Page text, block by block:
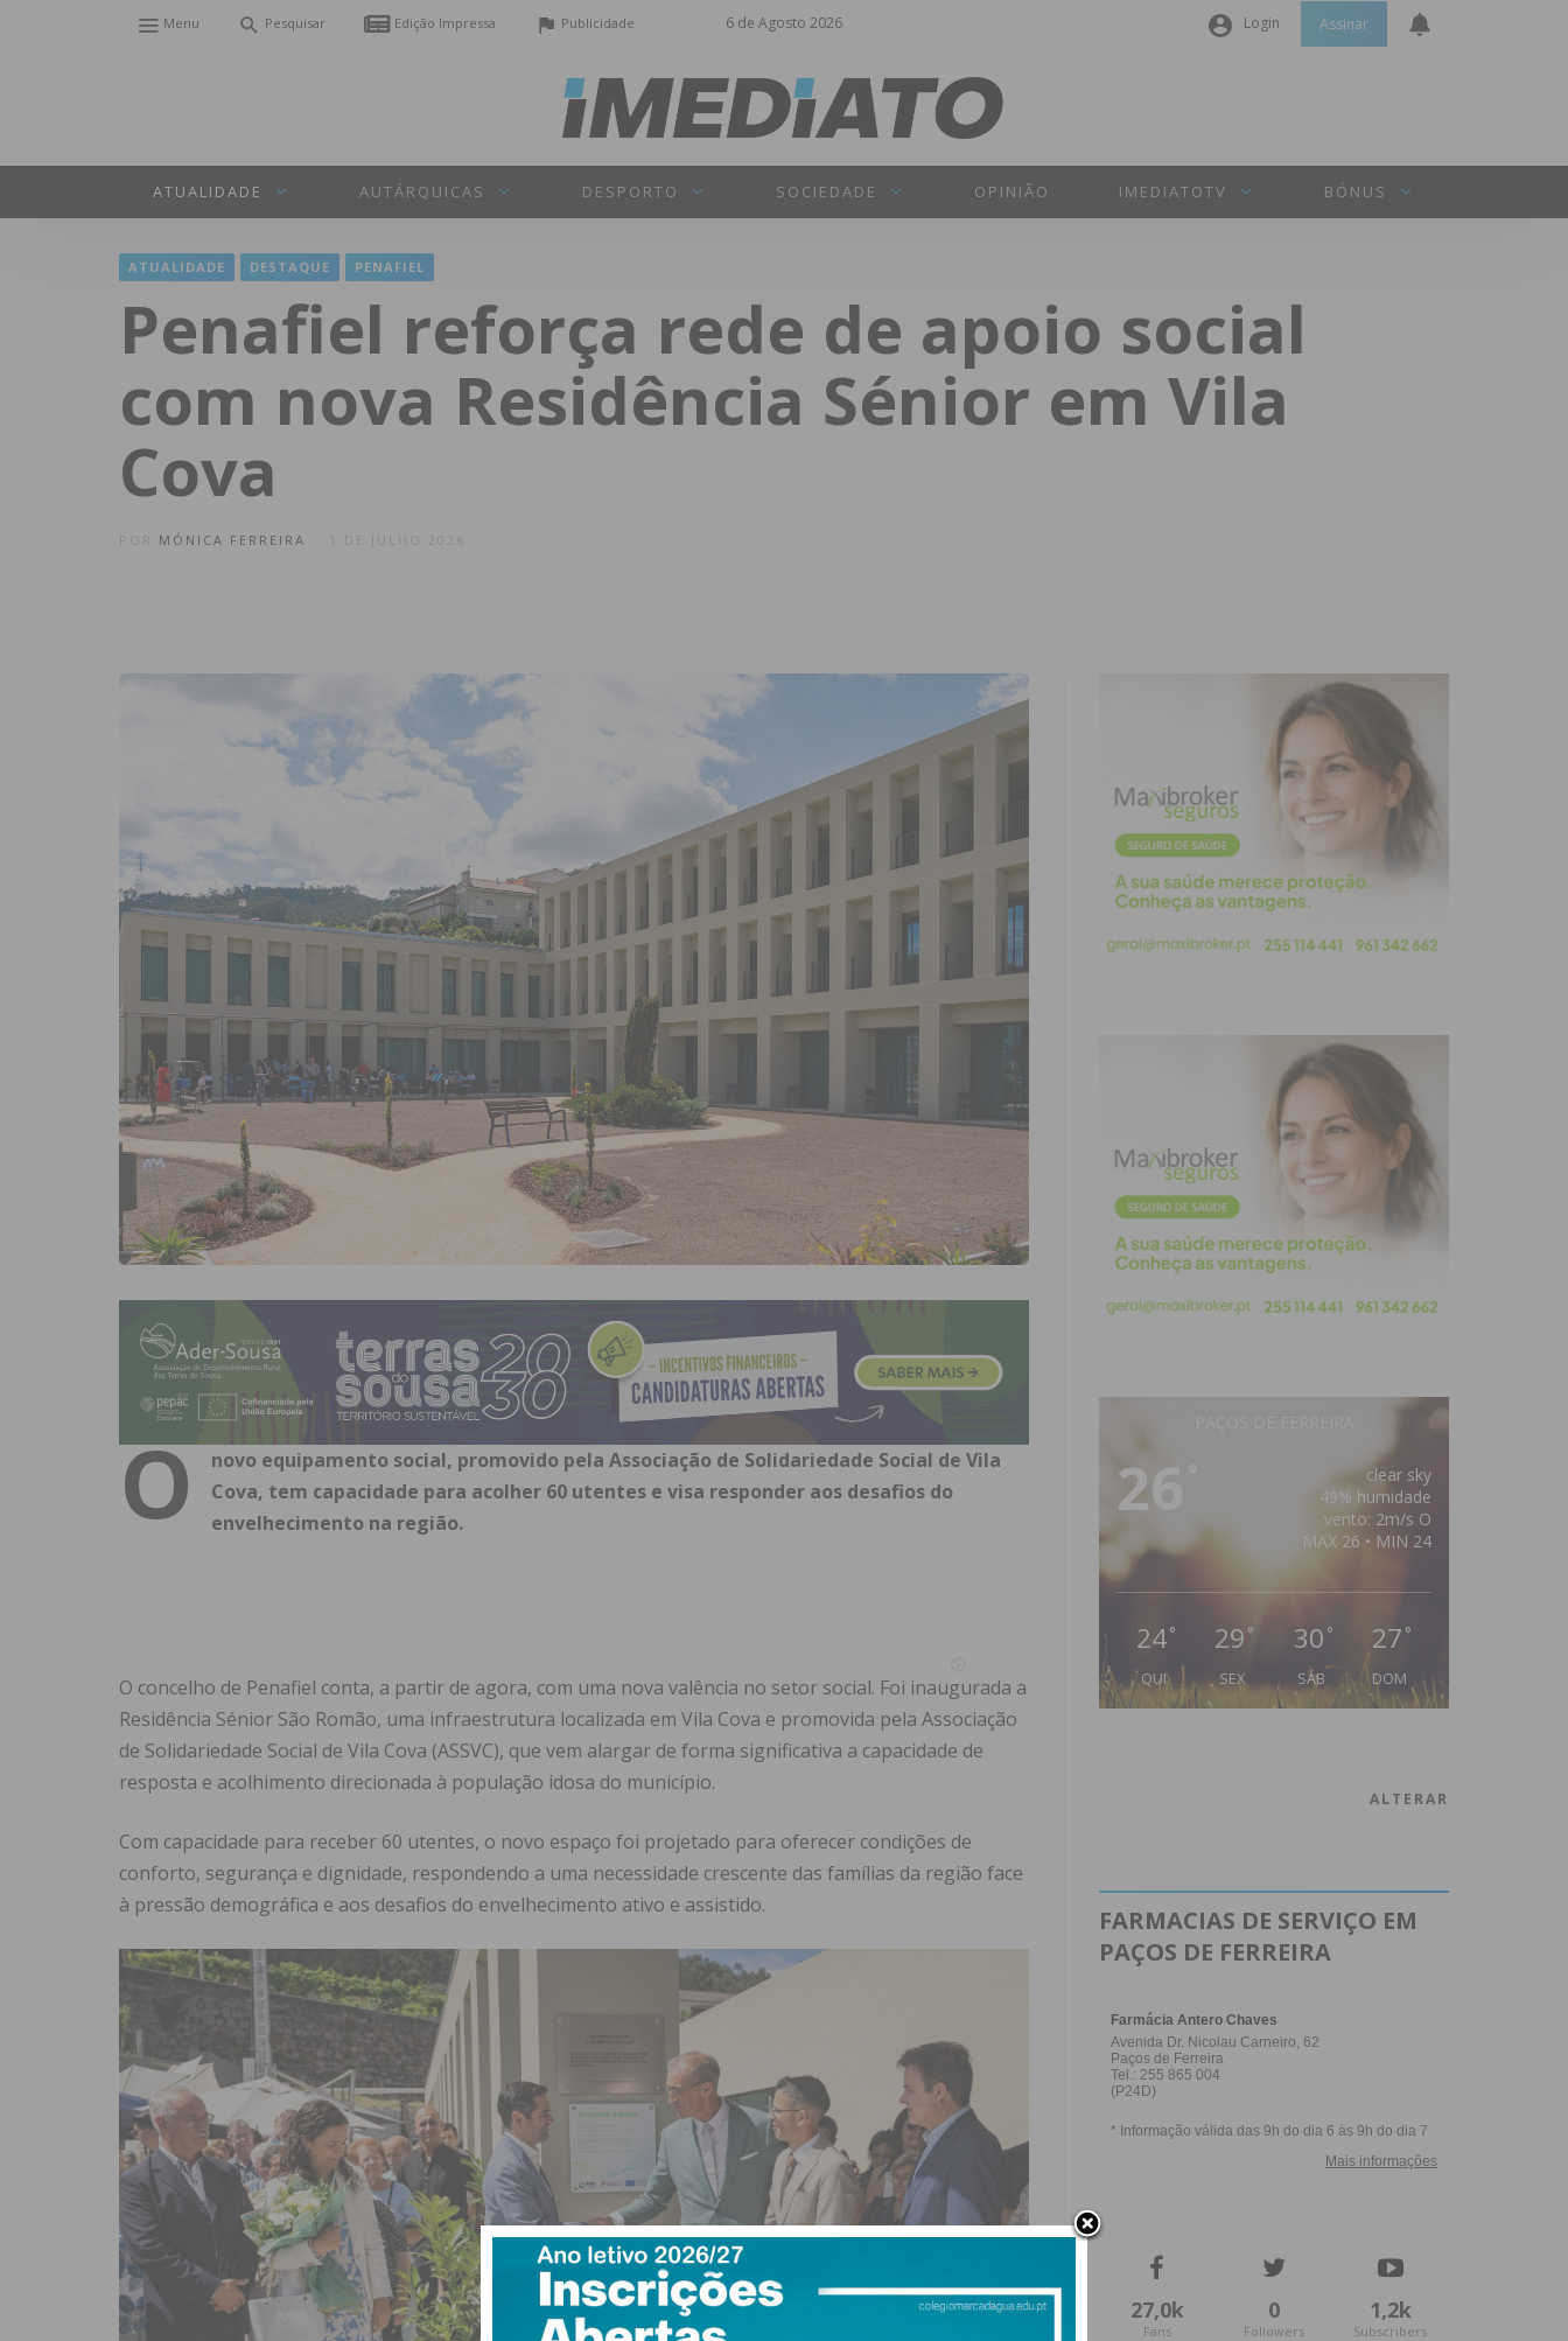
6 de Agosto 2026
Menu Pesquisar Edição Impressa Publicidade Login
Senha
INICIAR SESSÃO
Perdeu a sua senha?
Assinar
ATUALIDADE AUTÁRQUICAS DESPORTO SOCIEDADE OPINIÃO IMEDIATOTV BÓNUS
ATUALIDADE DESTAQUE PENAFIEL
Penafiel reforça rede de apoio social
com nova Residência Sénior em Vila
Cova
MÓNICA FERREIRA
O
novo equipamento social, promovido pela Associação de Solidariedade Social de Vila
Cova, tem capacidade para acolher 60 utentes e visa responder aos desafios do
envelhecimento na região.
O concelho de Penafiel conta, a partir de agora, com uma nova valência no setor social. Foi inaugurada a
Residência Sénior São Romão, uma infraestrutura localizada em Vila Cova e promovida pela Associação
de Solidariedade Social de Vila Cova (ASSVC), que vem alargar de forma significativa a capacidade de
resposta e acolhimento direcionada à população idosa do município.
Com capacidade para receber 60 utentes, o novo espaço foi projetado para oferecer condições de
conforto, segurança e dignidade, respondendo a uma necessidade crescente das famílias da região face
à pressão demográfica e aos desafios do envelhecimento ativo e assistido.
26
clear sky
49% humidade
vento: 2m/s O
MAX 26 • MIN 24
24°
QUI
29 °
SEX
30 °
SÁB
27 °
DOM
ALTERAR
FARMACIAS DE SERVIÇO EM
PAÇOS DE FERREIRA
27,0k
Fans
0
Followers
1,2k
Subscribers